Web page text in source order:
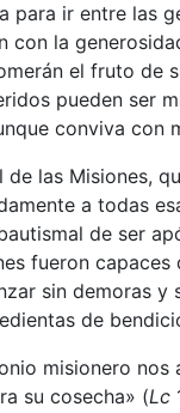
para ir entre las
con la
el fruto de
pueden ser
conviva con
de las Misiones,
a todas
de ser
fueron
sin demoras
de
misionero
su cosecha» (Lc